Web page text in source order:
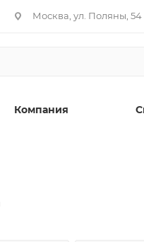
Москва, ул. Поляны, 54
Компания